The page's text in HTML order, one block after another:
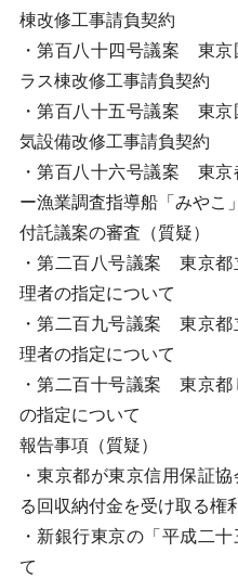
棟改修工事請負契約
・第百八十四号議案 東
ラス棟改修工事請負契約
・第百八十五号議案 東京
気設備改修工事請負契約
・第百八十六号議案 東京
ー漁業調査指導船「みやこ
付託議案の審査（質疑）
・第二百八号議案 東京都
理者の指定について
・第二百九号議案 東京都
理者の指定について
・第二百十号議案 東京
の指定について
報告事項（質疑）
・東京都が東京信用保証
る回収納付金を受け取る権
・新銀行東京の「平成二
て